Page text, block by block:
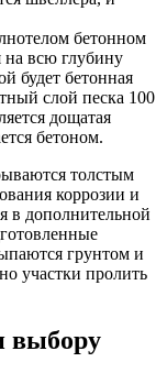
бетонном
на всю глубину
будет бетонная
слой песка 100
дощатая
бетоном.
толстым
коррозии и
в дополнительной
грунтом и
участки пролить
выбору